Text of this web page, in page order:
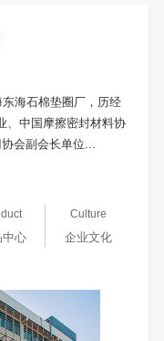
海石棉垫圈厂，历经
、中国摩擦密封材料协
会副会长单位...
中心
Culture
企业文化